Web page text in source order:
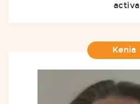
Kenia